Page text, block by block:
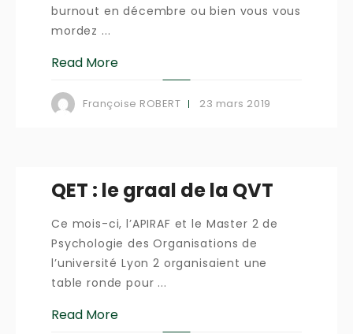
burnout en décembre ou bien vous vous
mordez ...
Read More
Françoise ROBERT 23 mars 2019
QET : le graal de la QVT
Ce mois-ci, l’APIRAF et le Master 2 de
Psychologie des Organisations de
l’université Lyon 2 organisaient une
table ronde pour ...
Read More